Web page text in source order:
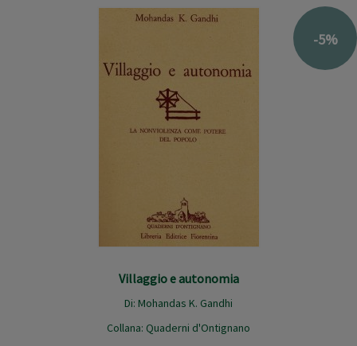
-5%
Villaggio e autonomia
Di: Mohandas K. Gandhi
Collana: Quaderni d'Ontignano